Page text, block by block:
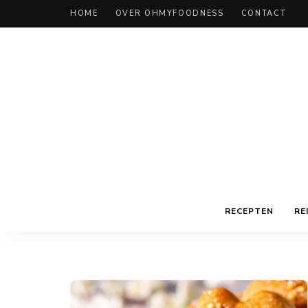
HOME OVER OHMYFOODNESS CONTACT
RECEPTEN